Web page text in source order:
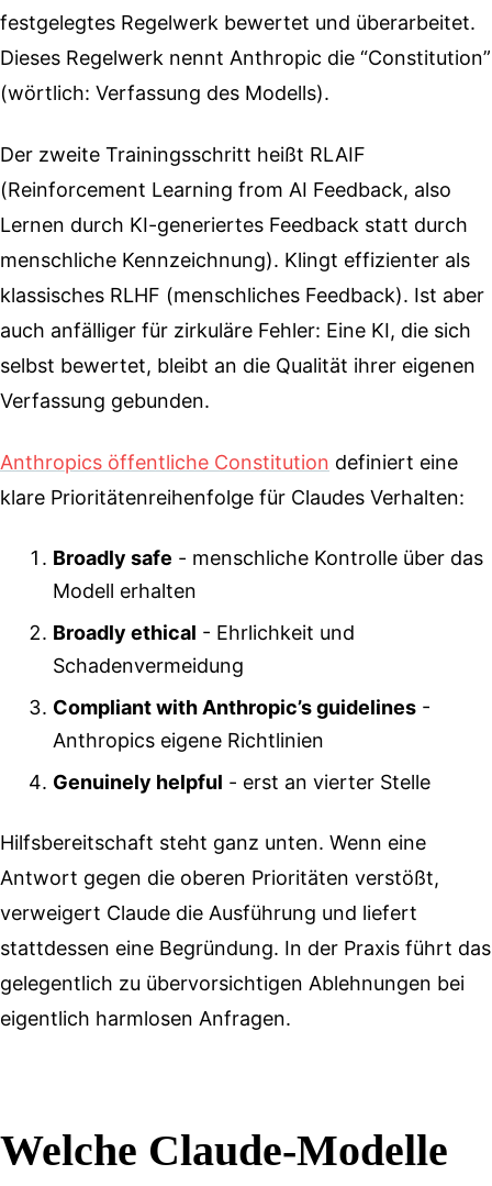
festgelegtes Regelwerk bewertet und überarbeitet.
Dieses Regelwerk nennt Anthropic die “Constitution”
(wörtlich: Verfassung des Modells).
Der zweite Trainingsschritt heißt RLAIF
(Reinforcement Learning from AI Feedback, also
Lernen durch KI-generiertes Feedback statt durch
menschliche Kennzeichnung). Klingt effizienter als
klassisches RLHF (menschliches Feedback). Ist aber
auch anfälliger für zirkuläre Fehler: Eine KI, die sich
selbst bewertet, bleibt an die Qualität ihrer eigenen
Verfassung gebunden.
Anthropics öffentliche Constitution definiert eine
klare Prioritätenreihenfolge für Claudes Verhalten:
Broadly safe - menschliche Kontrolle über das
Modell erhalten
Broadly ethical - Ehrlichkeit und
Schadenvermeidung
Compliant with Anthropic’s guidelines -
Anthropics eigene Richtlinien
Genuinely helpful - erst an vierter Stelle
Hilfsbereitschaft steht ganz unten. Wenn eine
Antwort gegen die oberen Prioritäten verstößt,
verweigert Claude die Ausführung und liefert
stattdessen eine Begründung. In der Praxis führt das
gelegentlich zu übervorsichtigen Ablehnungen bei
eigentlich harmlosen Anfragen.
Welche Claude-Modelle